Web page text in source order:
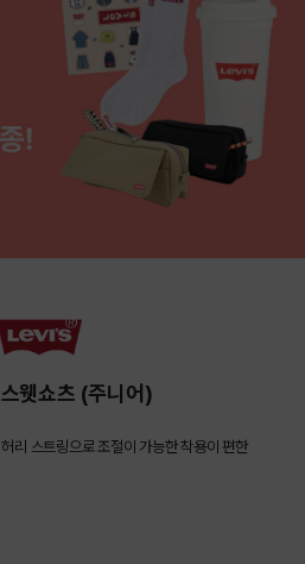
웻쇼츠 (주니어)
리 스트링으로 조절이 가능한 착용이 편한